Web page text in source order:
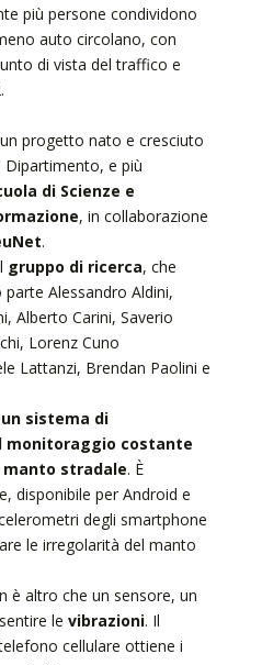
più persone condividono
auto circolano, con
di vista del traffico e
progetto nato e cresciuto
Dipartimento, e più
di Scienze e
, in collaborazione
.
gruppo di ricerca, che
Alessandro Aldini,
Alberto Carini, Saverio
Lorenz Cuno
Lattanzi, Brendan Paolini e
un sistema di
monitoraggio costante
manto stradale. È
disponibile per Android e
degli smartphone
le irregolarità del manto
è altro che un sensore, un
le vibrazioni. Il
cellulare ottiene i